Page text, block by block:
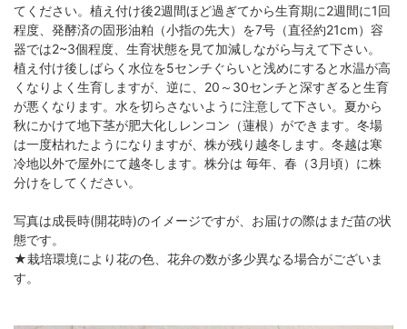
てください。植え付け後2週間ほど過ぎてから生育期に2週間に1回
程度、発酵済の固形油粕（小指の先大）を7号（直径約21cm）容
器では2~3個程度、生育状態を見て加減しながら与えて下さい。
植え付け後しばらく水位を5センチぐらいと浅めにすると水温が高
くなりよく生育しますが、逆に、20～30センチと深すぎると生育
が悪くなります。水を切らさないように注意して下さい。夏から
秋にかけて地下茎が肥大化しレンコン（蓮根）ができます。冬場
は一度枯れたようになりますが、株が残り越冬します。冬越は寒
冷地以外で屋外にて越冬します。株分は 毎年、春（3月頃）に株
分けをしてください。
写真は成長時(開花時)のイメージですが、お届けの際はまだ苗の状
態です。
★栽培環境により花の色、花弁の数が多少異なる場合がございま
す。